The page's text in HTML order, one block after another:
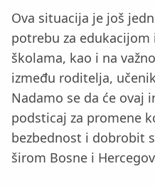
Ova situacija je još
potrebu za
školama, kao i na
između roditelja,
Nadamo se da će ovaj
podsticaj za promene
bezbednost i dobrobit
širom Bosne i